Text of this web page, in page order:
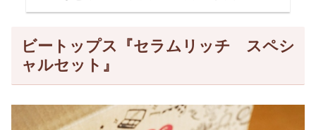
ビートップス『セラムリッチ スペシ
ャルセット』